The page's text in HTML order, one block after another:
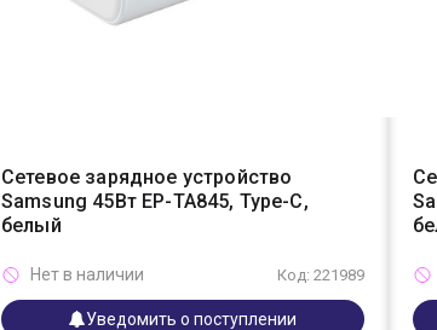
Сетевое зарядное устройство
Samsung 45Вт EP-TA845, Type-C,
белый
Код: 221989
Нет в наличии
Уведомить о поступлении